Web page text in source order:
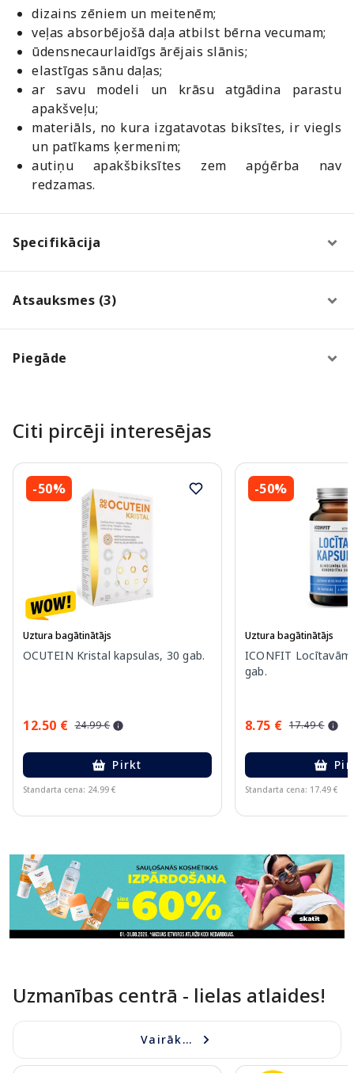
dizains zēniem un meitenēm;
veļas absorbējošā daļa atbilst bērna vecumam;
ūdensnecaurlaidīgs ārējais slānis;
elastīgas sānu daļas;
ar savu modeli un krāsu atgādina parastu
apakšveļu;
materiāls, no kura izgatavotas biksītes, ir viegls
un patīkams ķermenim;
autiņu apakšbiksītes zem apģērba nav
redzamas.
Specifikācija
Atsauksmes (3)
Piegāde
Citi pircēji interesējas
-50%
Uztura bagātinātājs
OCUTEIN Kristal kapsulas, 30 gab.
12.50 € 24.99 €
Pirkt
Standarta cena: 24.99 €
-50%
Uztura bagātinātājs
ICONFIT
gab.
8.75 € 17.49 €
Standarta cena: 17.49 €
Uzmanības centrā - lielas atlaides!
Vairāk...